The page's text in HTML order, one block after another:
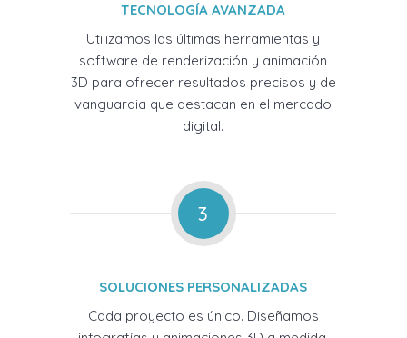
TECNOLOGÍA AVANZADA
Utilizamos las últimas herramientas y
software de renderización y animación
3D para ofrecer resultados precisos y de
vanguardia que destacan en el mercado
digital.
3
SOLUCIONES PERSONALIZADAS
Cada proyecto es único. Diseñamos